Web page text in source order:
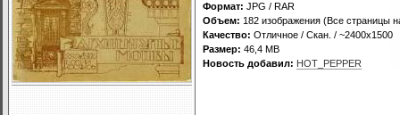
Формат: JPG / RAR
Объем: 182 изображения (Все страницы
Качество: Отличное / Скан. / ~2400х1500
Размер: 46,4 MB
Новость добавил: HOT_PEPPER